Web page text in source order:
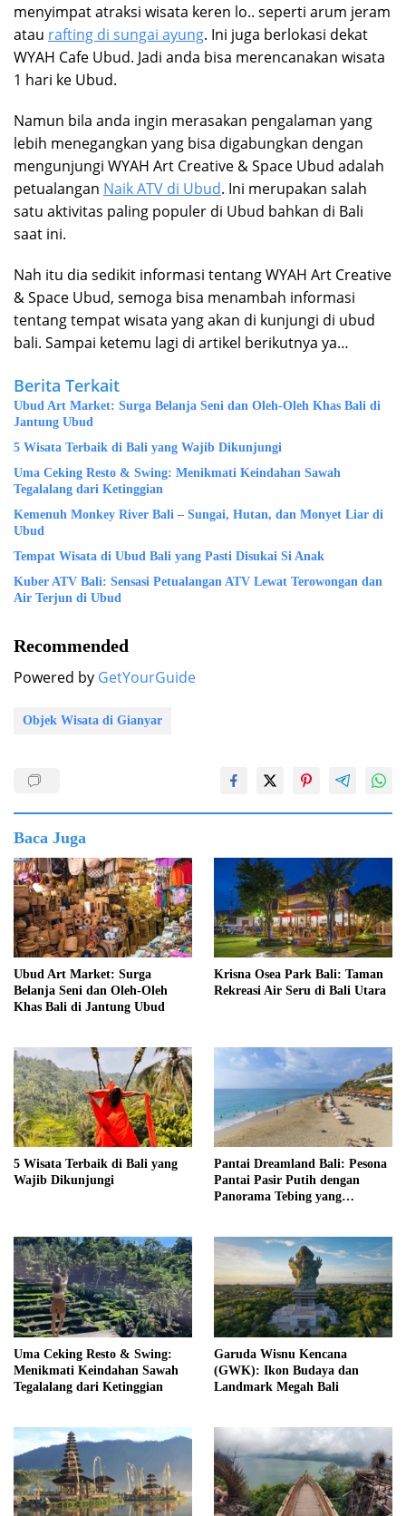
menyimpat atraksi wisata keren lo.. seperti arum jeram
atau rafting di sungai ayung. Ini juga berlokasi dekat
WYAH Cafe Ubud. Jadi anda bisa merencanakan wisata
1 hari ke Ubud.
Namun bila anda ingin merasakan pengalaman yang
lebih menegangkan yang bisa digabungkan dengan
mengunjungi WYAH Art Creative & Space Ubud adalah
petualangan Naik ATV di Ubud. Ini merupakan salah
satu aktivitas paling populer di Ubud bahkan di Bali
saat ini.
Nah itu dia sedikit informasi tentang WYAH Art Creative
& Space Ubud, semoga bisa menambah informasi
tentang tempat wisata yang akan di kunjungi di ubud
bali. Sampai ketemu lagi di artikel berikutnya ya…
Berita Terkait
Ubud Art Market: Surga Belanja Seni dan Oleh-Oleh Khas Bali di
Jantung Ubud
5 Wisata Terbaik di Bali yang Wajib Dikunjungi
Uma Ceking Resto & Swing: Menikmati Keindahan Sawah
Tegalalang dari Ketinggian
Kemenuh Monkey River Bali – Sungai, Hutan, dan Monyet Liar di
Ubud
Tempat Wisata di Ubud Bali yang Pasti Disukai Si Anak
Kuber ATV Bali: Sensasi Petualangan ATV Lewat Terowongan dan
Air Terjun di Ubud
Recommended
Powered by GetYourGuide
Objek Wisata di Gianyar
Baca Juga
Ubud Art Market: Surga
Belanja Seni dan Oleh-Oleh
Khas Bali di Jantung Ubud
Krisna Osea Park Bali: Taman
Rekreasi Air Seru di Bali Utara
5 Wisata Terbaik di Bali yang
Wajib Dikunjungi
Pantai Dreamland Bali: Pesona
Pantai Pasir Putih dengan
Panorama Tebing yang
Uma Ceking Resto & Swing:
Menikmati Keindahan Sawah
Tegalalang dari Ketinggian
Garuda Wisnu Kencana
(GWK): Ikon Budaya dan
Landmark Megah Bali